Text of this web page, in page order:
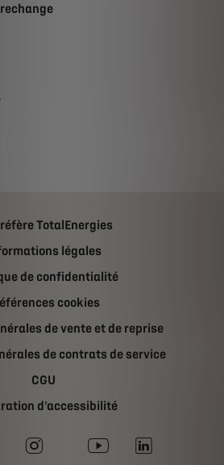
TotalEnergies
légales
de confidentialité
cookies
de vente et de reprise
de contrats de service
CGU
d'accessibilité